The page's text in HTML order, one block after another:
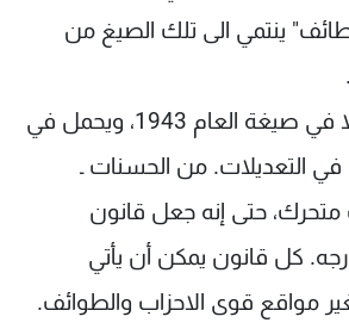
ينتمي الى تلك الصيغ من
بمعنى أنه جاء تعديلاً في صيغة العام 1943، ويحمل في
في التعديلات. من الحسنات ـ
متحرك، حتى إنه جعل قانون
خارجه. كل قانون يمكن أن يأتي
مواقع قوى الاحزاب والطوائف.
وظائف
تواصل معنا